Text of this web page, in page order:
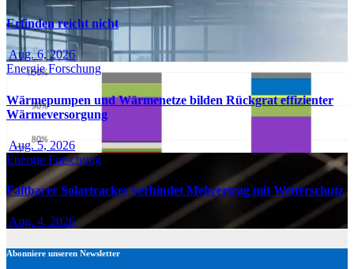
Erfinden reicht nicht
Aug. 6, 2026
EnergieForschung
Wärmepumpen und Wärmenetze bilden Rückgrat effizienter
Wärmeversorgung
Aug. 5, 2026
Energie Forschung
Faltbarer Solartracker verbindet Mehrertrag mit Wetterschutz
Aug. 4, 2026
Abonniere unseren Newsletter